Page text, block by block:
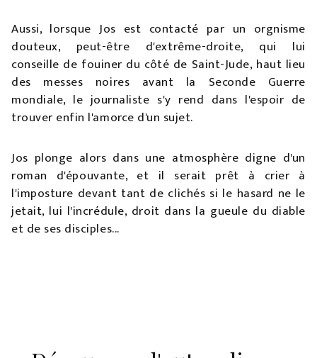
Aussi, lorsque Jos est contacté par un orgnisme
douteux, peut-être d'extrême-droite, qui lui
conseille de fouiner du côté de Saint-Jude, haut lieu
des messes noires avant la Seconde Guerre
mondiale, le journaliste s'y rend dans l'espoir de
trouver enfin l'amorce d'un sujet.
Jos plonge alors dans une atmosphère digne d'un
roman d'épouvante, et il serait prêt à crier à
l'imposture devant tant de clichés si le hasard ne le
jetait, lui l'incrédule, droit dans la gueule du diable
et de ses disciples...